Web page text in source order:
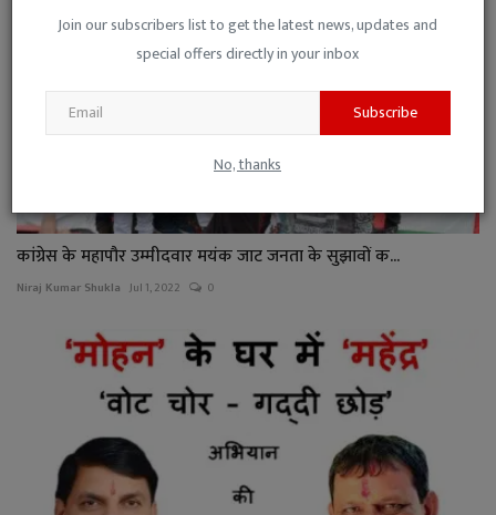
Join our subscribers list to get the latest news, updates and
special offers directly in your inbox
Subscribe
No, thanks
कांग्रेस के महापौर उम्मीदवार मयंक जाट जनता के सुझावों क...
Niraj Kumar Shukla Jul 1, 2022 0